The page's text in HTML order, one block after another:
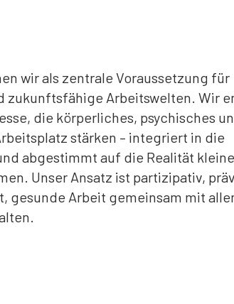
wir als zentrale Voraussetzung für
zukunftsfähige Arbeitswelten. Wir
die körperliches, psychisches
stärken – integriert in die
abgestimmt auf die Realität
Unser Ansatz ist partizipativ,
gesunde Arbeit gemeinsam mit